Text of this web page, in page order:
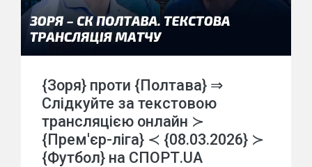
{Зоря} проти {Полтава} ⇒
Слідкуйте за текстовою
трансляцією онлайн ≻
{Прем'єр-ліга} ≺ {08.03.2026} ≻
{Футбол} на СПОРТ.UA